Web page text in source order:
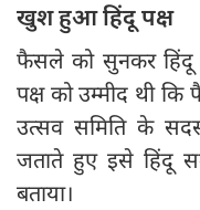
खुश हुआ हिंदू पक्ष
फैसले को सुनकर हिंदू
पक्ष को उम्मीद थी
उत्सव समिति के
जताते हुए इसे हिंदू
बताया।